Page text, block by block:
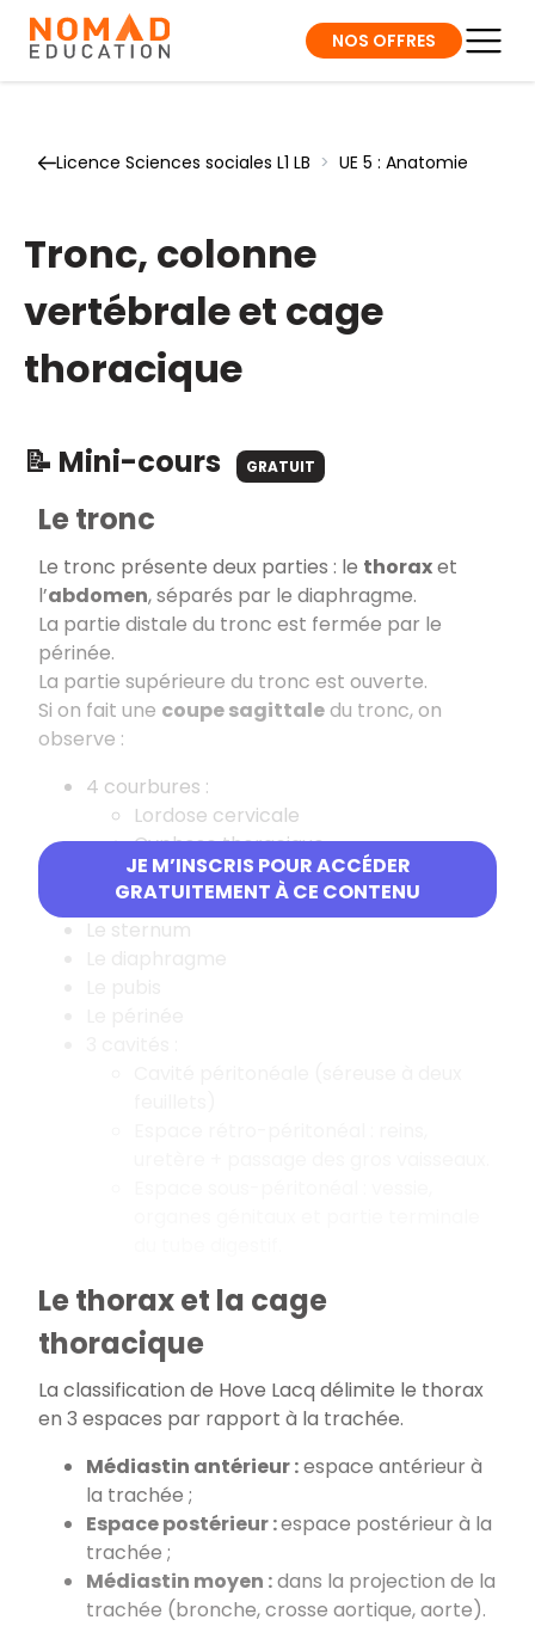
NOS OFFRES
Licence Sciences sociales L1 LB > UE 5 : Anatomie
Tronc, colonne
vertébrale et cage
thoracique
📝 Mini-cours GRATUIT
JE M’INSCRIS POUR ACCÉDER
GRATUITEMENT À CE CONTENU
Le tronc
Le tronc présente deux parties : le thoraxet
l’abdomen, séparés par le diaphragme.
La partie distale du tronc est fermée par le
périnée.
La partie supérieure du tronc est ouverte.
Si on fait une coupe sagittaledu tronc, on
observe :
4 courbures :
Lordose cervicale
Cyphose thoracique
Lordose lombaire
Cyphose sacrée
Le sternum
Le thorax et la cage
thoracique
La classification de Hove Lacq délimite le thorax
en 3 espaces par rapport à la trachée.
Médiastin antérieur :espace antérieur à
la trachée ;
Espace postérieur :espace postérieur à la
trachée ;
Médiastin moyen :dans la projection de la
trachée (bronche, crosse aortique, aorte).